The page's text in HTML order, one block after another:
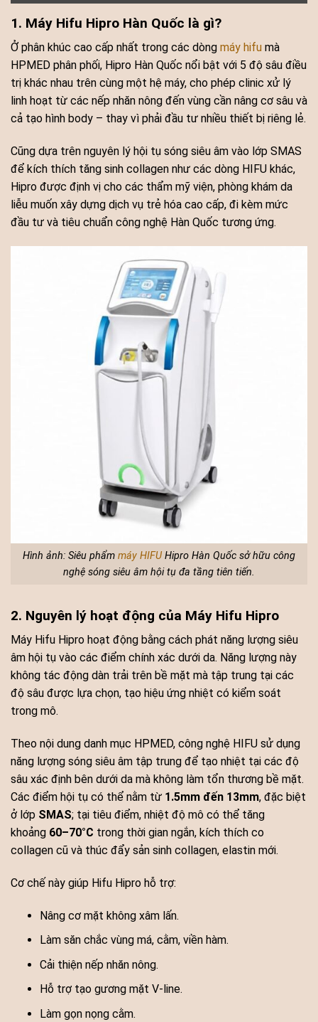
1. Máy Hifu Hipro Hàn Quốc là gì?
Ở phân khúc cao cấp nhất trong các dòng máy hifu mà
HPMED phân phối, Hipro Hàn Quốc nổi bật với 5 độ sâu điều
trị khác nhau trên cùng một hệ máy, cho phép clinic xử lý
linh hoạt từ các nếp nhăn nông đến vùng cần nâng cơ sâu và
cả tạo hình body – thay vì phải đầu tư nhiều thiết bị riêng lẻ.
Cũng dựa trên nguyên lý hội tụ sóng siêu âm vào lớp SMAS
để kích thích tăng sinh collagen như các dòng HIFU khác,
Hipro được định vị cho các thẩm mỹ viện, phòng khám da
liễu muốn xây dựng dịch vụ trẻ hóa cao cấp, đi kèm mức
đầu tư và tiêu chuẩn công nghệ Hàn Quốc tương ứng.
Hình ảnh: Siêu phẩm máy HIFU Hipro Hàn Quốc sở hữu công
nghệ sóng siêu âm hội tụ đa tầng tiên tiến.
2. Nguyên lý hoạt động của Máy Hifu Hipro
Máy Hifu Hipro hoạt động bằng cách phát năng lượng siêu
âm hội tụ vào các điểm chính xác dưới da. Năng lượng này
không tác động dàn trải trên bề mặt mà tập trung tại các
độ sâu được lựa chọn, tạo hiệu ứng nhiệt có kiểm soát
trong mô.
Theo nội dung danh mục HPMED, công nghệ HIFU sử dụng
năng lượng sóng siêu âm tập trung để tạo nhiệt tại các độ
sâu xác định bên dưới da mà không làm tổn thương bề mặt.
Các điểm hội tụ có thể nằm từ 1.5mm đến 13mm, đặc biệt
ở lớp SMAS; tại tiêu điểm, nhiệt độ mô có thể tăng
khoảng 60–70°C trong thời gian ngắn, kích thích co
collagen cũ và thúc đẩy sản sinh collagen, elastin mới.
Cơ chế này giúp Hifu Hipro hỗ trợ:
Nâng cơ mặt không xâm lấn.
Làm săn chắc vùng má, cằm, viền hàm.
Cải thiện nếp nhăn nông.
Hỗ trợ tạo gương mặt V-line.
Làm gọn nọng cằm.